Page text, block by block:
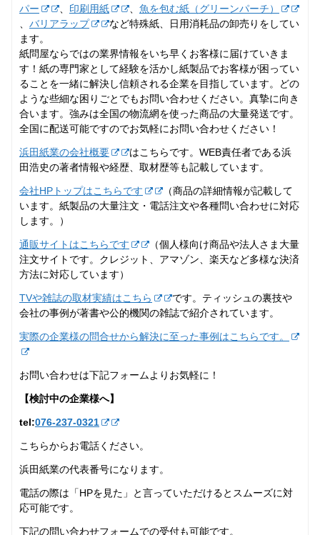
パー
印刷用紙
魚を包む紙（グリーンパーチ）
バリアラップ
など特殊紙、日用消耗品の卸売りをしてい
ます。
紙問屋ならではの業界情報をいち早くお客様に届けていきま
す！紙の専門家として経験を活かし紙製品でお客様が困ってい
ることを一緒に解決し信頼される企業を目指しています。どの
ような些細な困りごとでもお問い合わせください。真摯に向き
合います。強みは全国の物流網を使った商品の大量発送です。
全国に配送可能ですのでお気軽にお問い合わせください！
浜田紙業の会社概要
はこちらです。WEB責任者である浜
田浩史の著者情報や経歴、取材歴等も記載しています。
会社HPトップはこちらです
（商品の詳細情報が記載して
います。紙製品の大量注文・電話注文や各種問い合わせに対応
します。）
通販サイトはこちらです
（個人様向け商品や法人さま大量
注文サイトです。クレジット、アマゾン、楽天など多様な決済
方法に対応しています）
TVや雑誌の取材実績はこちら
です。ティッシュの裏技や
会社の事例が著書や公的機関の雑誌で紹介されています。
実際の企業様の問合せから解決に至った事例はこちらです。
お問い合わせは下記フォームよりお気軽に！
【検討中の企業様へ】
tel:076-237‐0321
こちらからお電話ください。
浜田紙業の代表番号になります。
電話の際は「HPを見た」と言っていただけるとスムーズに対
応可能です。
下記の問い合わせフォームでの受付も可能です。